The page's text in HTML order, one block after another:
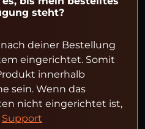
steht?
deiner Bestellung
eingerichtet. Somit
innerhalb
sein. Wenn das
nicht eingerichtet ist,
Support